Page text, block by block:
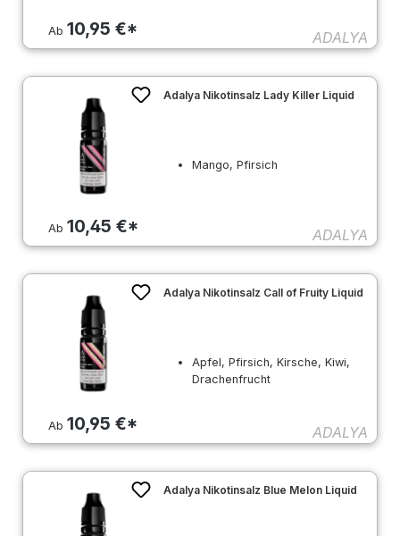
Ab10,95 €* ADALYA
Ab 10,45 €*
Adalya Nikotinsalz Lady Killer Liquid
Mango, Pfirsich
ADALYA
Ab10,95 €*
Adalya Nikotinsalz Call of Fruity Liquid
Apfel, Pfirsich, Kirsche, Kiwi,
Drachenfrucht
ADALYA
Adalya Nikotinsalz Blue Melon Liquid